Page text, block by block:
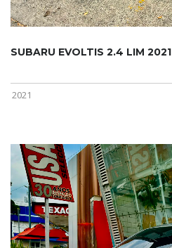
SUBARU EVOLTIS 2.4 LIM 2021
2021